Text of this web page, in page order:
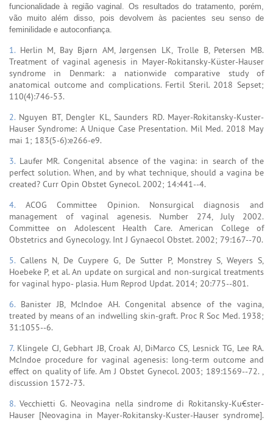
funcionalidade à região vaginal. Os resultados do tratamento, porém,
vão muito além disso, pois devolvem às pacientes seu senso de
feminilidade e autoconfiança.
1. Herlin M, Bay Bjørn AM, Jørgensen LK, Trolle B, Petersen MB.
Treatment of vaginal agenesis in Mayer-Rokitansky-Küster-Hauser
syndrome in Denmark: a nationwide comparative study of
anatomical outcome and complications. Fertil Steril. 2018 Sepset;
110(4):746-53.
2. Nguyen BT, Dengler KL, Saunders RD. Mayer-Rokitansky-Kuster-
Hauser Syndrome: A Unique Case Presentation. Mil Med. 2018 May
mai 1; 183(5-6):e266-e9.
3. Laufer MR. Congenital absence of the vagina: in search of the
perfect solution. When, and by what technique, should a vagina be
created? Curr Opin Obstet Gynecol. 2002; 14:441--4.
4. ACOG Committee Opinion. Nonsurgical diagnosis and
management of vaginal agenesis. Number 274, July 2002.
Committee on Adolescent Health Care. American College of
Obstetrics and Gynecology. Int J Gynaecol Obstet. 2002; 79:167--70.
5.Callens N, De Cuypere G, De Sutter P, Monstrey S, Weyers S,
Hoebeke P, et al. An update on surgical and non-surgical treatments
for vaginal hypo- plasia. Hum Reprod Updat. 2014; 20:775--801.
6. Banister JB, McIndoe AH. Congenital absence of the vagina,
treated by means of an indwelling skin-graft. Proc R Soc Med. 1938;
31:1055--6.
7. Klingele CJ, Gebhart JB, Croak AJ, DiMarco CS, Lesnick TG, Lee RA.
McIndoe procedure for vaginal agenesis: long-term outcome and
effect on quality of life. Am J Obstet Gynecol. 2003; 189:1569--72. ,
discussion 1572-73.
8.Vecchietti G. Neovagina nella sindrome di Rokitansky-Ku€ster-
Hauser [Neovagina in Mayer-Rokitansky-Kuster-Hauser syndrome].